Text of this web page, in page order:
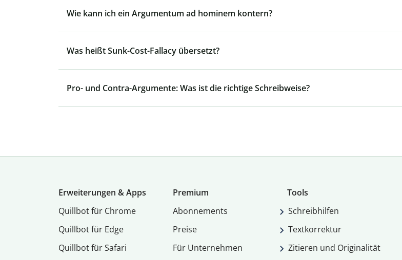
Wie kann ich ein Argumentum ad hominem kontern?
Was heißt Sunk-Cost-Fallacy übersetzt?
Pro- und Contra-Argumente: Was ist die richtige Schreibweise?
Erweiterungen & Apps
Quillbot für Chrome
Quillbot für Edge
Quillbot für Safari
Premium
Abon­ne­ments
Preise
Für Unternehmen
Tools
Schreibhilfen
Textkorrektur
Zitieren und Originalität